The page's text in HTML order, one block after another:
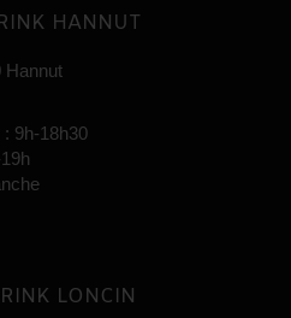
HANNUT
Hannut
: 9h-18h30
LONCIN